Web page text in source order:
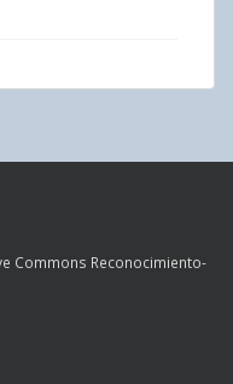
Commons Reconocimiento-